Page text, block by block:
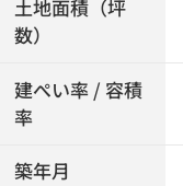
土地面積（坪
数）
建ぺい率 / 容積
率
築年月